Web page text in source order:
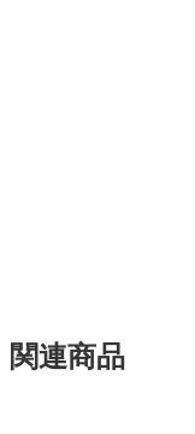
関連商品